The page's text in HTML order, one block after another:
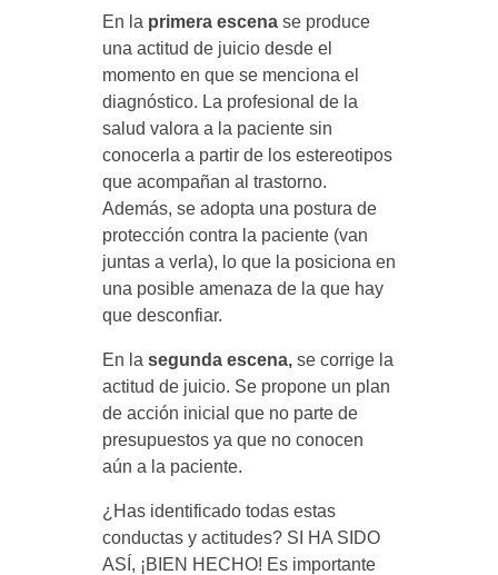
En la primera escena se produce
una actitud de juicio desde el
momento en que se menciona el
diagnóstico. La profesional de la
salud valora a la paciente sin
conocerla a partir de los estereotipos
que acompañan al trastorno.
Además, se adopta una postura de
protección contra la paciente (van
juntas a verla), lo que la posiciona en
una posible amenaza de la que hay
que desconfiar.
En la segunda escena,se corrige la
actitud de juicio. Se propone un plan
de acción inicial que no parte de
presupuestos ya que no conocen
aún a la paciente.
¿Has identificado todas estas
conductas y actitudes? SI HA SIDO
ASÍ, ¡BIEN HECHO! Es importante